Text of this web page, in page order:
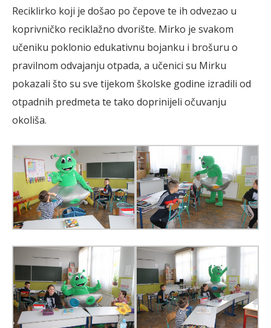
Reciklirko koji je došao po čepove te ih odvezao u
koprivničko reciklažno dvorište. Mirko je svakom
učeniku poklonio edukativnu bojanku i brošuru o
pravilnom odvajanju otpada, a učenici su Mirku
pokazali što su sve tijekom školske godine izradili od
otpadnih predmeta te tako doprinijeli očuvanju
okoliša.